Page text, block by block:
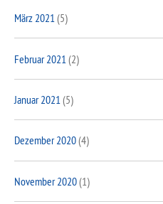
März 2021(5)
Februar 2021 (2)
Januar 2021(5)
Dezember 2020(4)
November 2020(1)